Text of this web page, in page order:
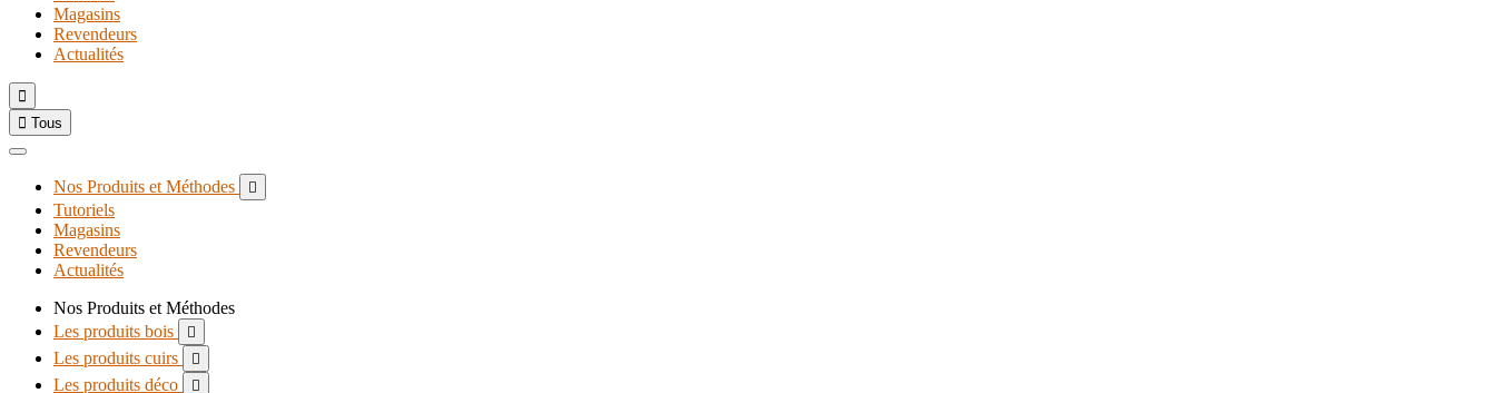
Magasins
Revendeurs
Actualités

 Tous
Nos Produits et Méthodes 
Tutoriels
Magasins
Revendeurs
Actualités
Nos Produits et Méthodes
Les produits bois

Les produits cuirs 
Les produits déco 